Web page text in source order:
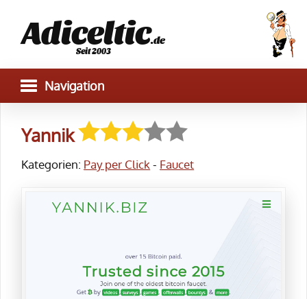
Adiceltic.de
Seit 2003
Yannik
Kategorien: Pay per Click - Faucet